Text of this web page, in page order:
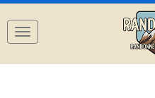
Navigation